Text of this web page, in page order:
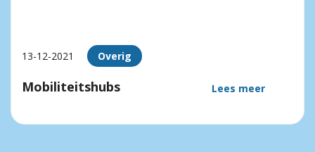
13-12-2021 Overig
Mobiliteitshubs Lees meer